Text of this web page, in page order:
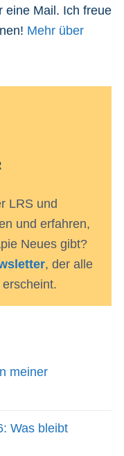
eine Mail. Ich freue
Mehr über
LRS und
und erfahren,
Neues gibt?
, der alle
meiner
Was bleibt